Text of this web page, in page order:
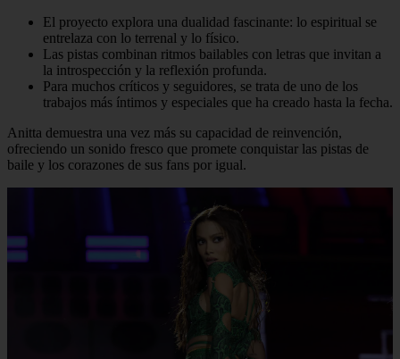
El proyecto explora una dualidad fascinante: lo espiritual se
entrelaza con lo terrenal y lo físico.
Las pistas combinan ritmos bailables con letras que invitan a
la introspección y la reflexión profunda.
Para muchos críticos y seguidores, se trata de uno de los
trabajos más íntimos y especiales que ha creado hasta la fecha.
Anitta demuestra una vez más su capacidad de reinvención,
ofreciendo un sonido fresco que promete conquistar las pistas de
baile y los corazones de sus fans por igual.